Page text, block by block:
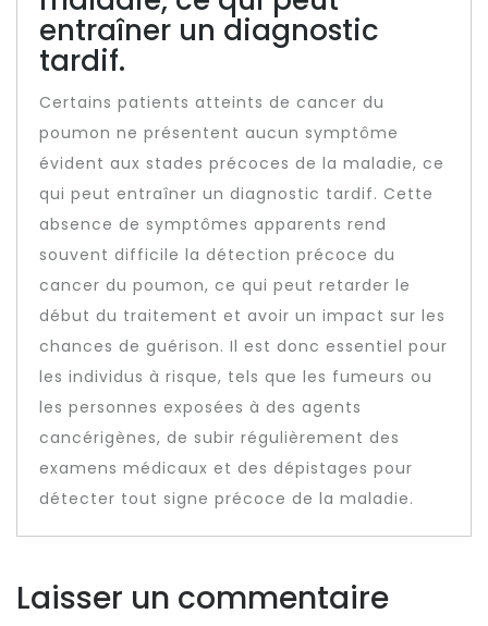
entraîner un diagnostic
tardif.
Certains patients atteints de cancer du
poumon ne présentent aucun symptôme
évident aux stades précoces de la maladie, ce
qui peut entraîner un diagnostic tardif. Cette
absence de symptômes apparents rend
souvent difficile la détection précoce du
cancer du poumon, ce qui peut retarder le
début du traitement et avoir un impact sur les
chances de guérison. Il est donc essentiel pour
les individus à risque, tels que les fumeurs ou
les personnes exposées à des agents
cancérigènes, de subir régulièrement des
examens médicaux et des dépistages pour
détecter tout signe précoce de la maladie.
Laisser un commentaire